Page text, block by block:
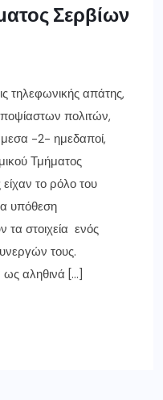
Σερβίων
τηλεφωνικής απάτης,
πολιτών,
-2- ημεδαποί,
Τμήματος
το ρόλο του
υπόθεση
τα στοιχεία ενός
τους.
αληθινά […]